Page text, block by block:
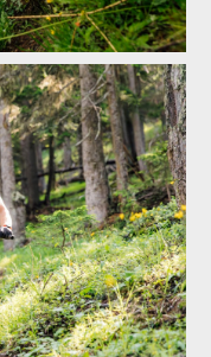
z Aosty do Aosty -
z Aosty do Aosty -
z Aosty do Aosty -